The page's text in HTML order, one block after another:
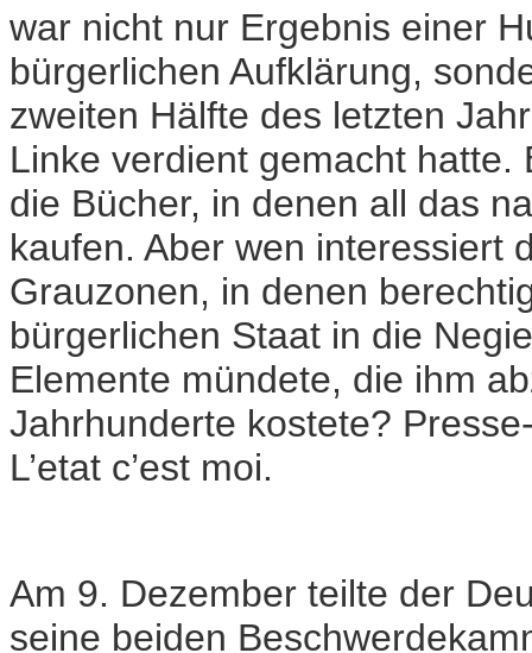
war nicht nur Ergebnis einer
bürgerlichen Aufklärung,
zweiten Hälfte des letzten
Linke verdient gemacht
die Bücher, in denen all das
kaufen. Aber wen interessiert
Grauzonen, in denen
bürgerlichen Staat in die
Elemente mündete, die ihm
Jahrhunderte kostete?
L’etat c’est moi.
Am 9. Dezember teilte der
seine beiden